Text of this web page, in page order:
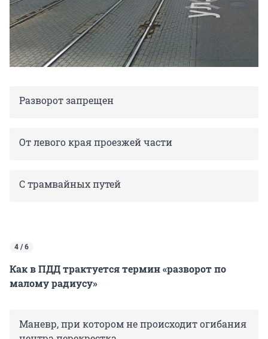
Разворот запрещен
От левого края проезжей части
С трамвайных путей
4 / 6
Как в ПДД трактуется термин «разворот по
малому радиусу»
Маневр, при котором не происходит огибания